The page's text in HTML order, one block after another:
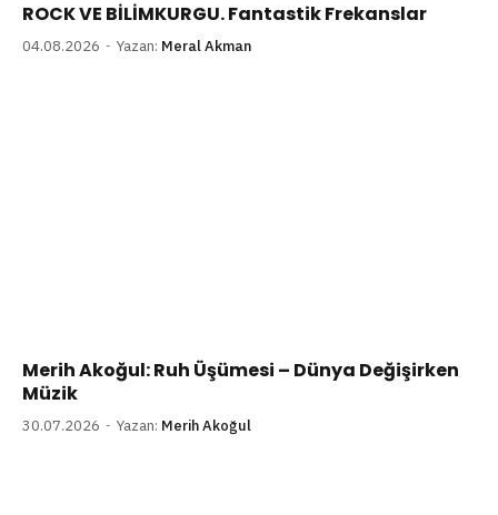
ROCK VE BİLİMKURGU. Fantastik Frekanslar
04.08.2026 Yazan: Meral Akman
Merih Akoğul: Ruh Üşümesi – Dünya Değişirken
Müzik
30.07.2026 Yazan: Merih Akoğul